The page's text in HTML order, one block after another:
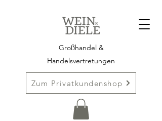
Großhandel &
Handelsvertretungen
Zum Privatkundenshop